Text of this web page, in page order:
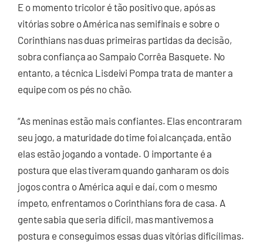
E o momento tricolor é tão positivo que, após as
vitórias sobre o América nas semifinais e sobre o
Corinthians nas duas primeiras partidas da decisão,
sobra confiança ao Sampaio Corrêa Basquete. No
entanto, a técnica Lisdeivi Pompa trata de manter a
equipe com os pés no chão.
“As meninas estão mais confiantes. Elas encontraram
seu jogo, a maturidade do time foi alcançada, então
elas estão jogando a vontade. O importante é a
postura que elas tiveram quando ganharam os dois
jogos contra o América aqui e daí, com o mesmo
ímpeto, enfrentamos o Corinthians fora de casa. A
gente sabia que seria difícil, mas mantivemos a
postura e conseguimos essas duas vitórias dificílimas.